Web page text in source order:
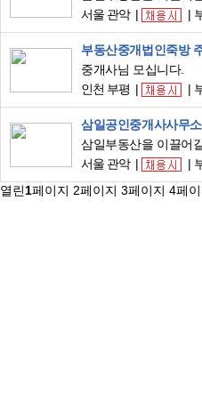
서울 관악
부동산중개법인죽방
중개사님 모십니다.
인천 부평
삼일공인중개사사무소
서울 관악
열린1페이지 2페이지 3페이지 4페